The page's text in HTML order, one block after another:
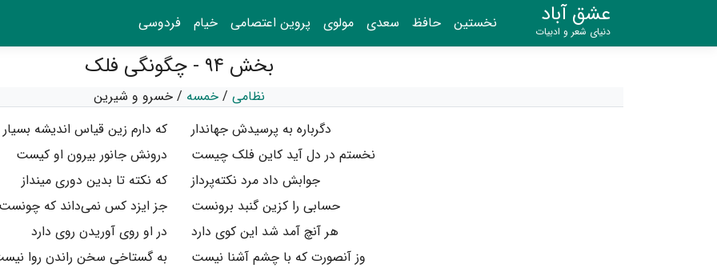
عشق آباد
دنیای شعر و ادبیات نخستین حافظ سعدی مولوی پروین اعتصامی خیام فردوسی
بخش ۹۴ - چگونگی فلک
نظامی / خمسه / خسرو و شیرین
دگرباره به پرسیدش جهاندار
که دارم زین قیاس اندیشه بسیار
نخستم در دل آید کاین فلک چیست
درونش جانور بیرون او کیست
جوابش داد مرد نکته‌پرداز
که نکته تا بدین دوری مینداز
حسابی را کزین گنبد برونست
جز ایزد کس نمی‌داند که
هر آنچ آمد شد این کوی دارد
در او روی آوریدن روی دارد
وز آنصورت که با چشم آشنا نیست
به گستاخی سخن راندن روا